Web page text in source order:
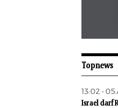
Topnews
13:02 -
Israel darf